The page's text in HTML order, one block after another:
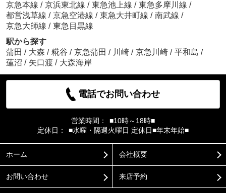
京急本線 / 京浜東北線 / 東急池上線 / 東急多摩川線 /
都営浅草線 / 京急空港線 / 東急大井町線 / 南武線 /
京急大師線 / 東急目黒線
駅から探す
蒲田 / 大森 / 糀谷 / 京急蒲田 / 川崎 / 京急川崎 / 平和島 /
蓮沼 / 矢口渡 / 大森海岸
電話でお問い合わせ
営業時間：
■10時～18時■
定休日：
■水曜・隔週火曜日 定休日■年末年始■
ホーム 会社概要
お問い合わせ 来店予約